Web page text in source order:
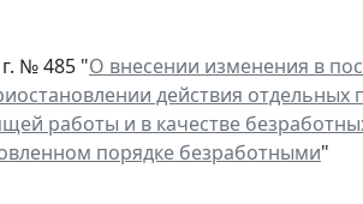
№ 485 "О внесении изменения в
действия
работы и в качестве
порядке безработными"